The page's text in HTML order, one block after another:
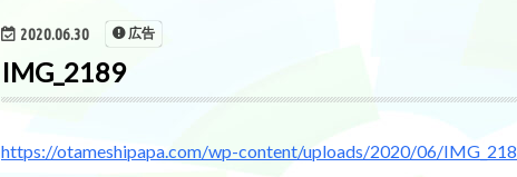
2020.06.30 広告
IMG_2189
https://otameshipapa.com/wp-content/uploads/2020/06/